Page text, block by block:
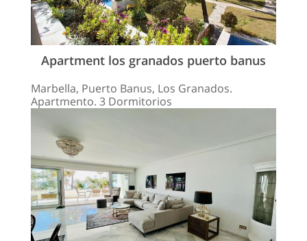
Apartment los granados puerto banus
Marbella, Puerto Banus, Los Granados.
Apartmento. 3 Dormitorios